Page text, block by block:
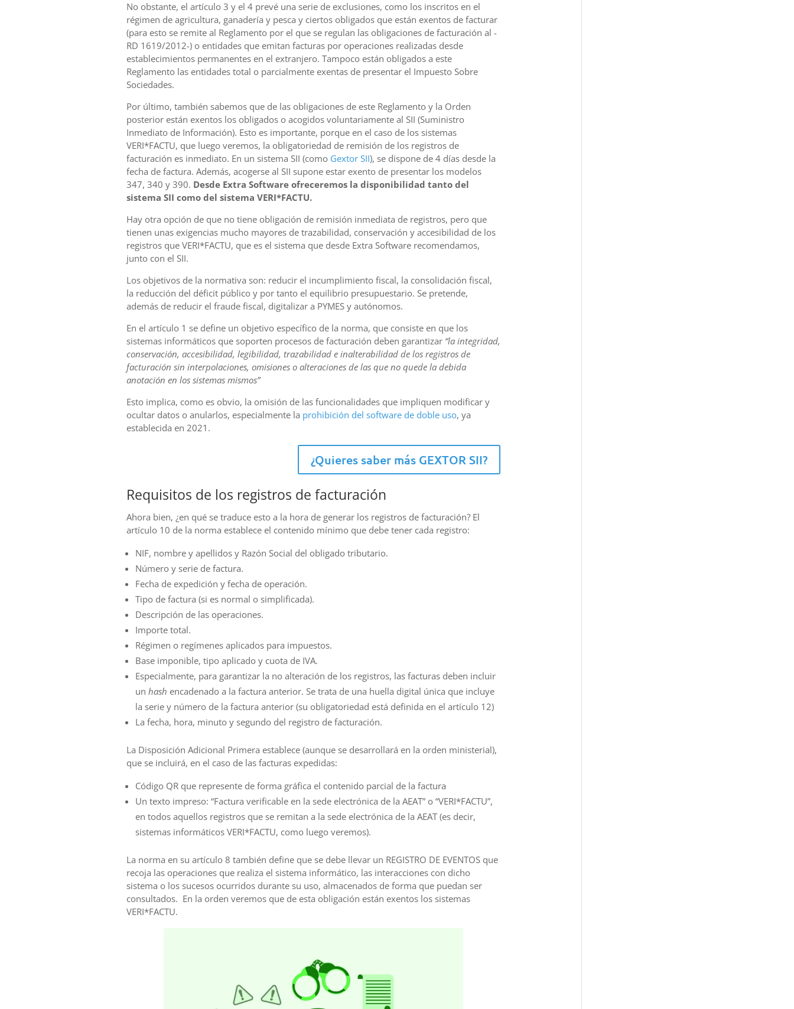
No obstante, el artículo 3 y el 4 prevé una serie de exclusiones, como los inscritos en el
régimen de agricultura, ganadería y pesca y ciertos obligados que están exentos de facturar
(para esto se remite al Reglamento por el que se regulan las obligaciones de facturación al -
RD 1619/2012-) o entidades que emitan facturas por operaciones realizadas desde
establecimientos permanentes en el extranjero. Tampoco están obligados a este
Reglamento las entidades total o parcialmente exentas de presentar el Impuesto Sobre
Sociedades.
Por último, también sabemos que de las obligaciones de este Reglamento y la Orden
posterior están exentos los obligados o acogidos voluntariamente al SII (Suministro
Inmediato de Información). Esto es importante, porque en el caso de los sistemas
VERI*FACTU, que luego veremos, la obligatoriedad de remisión de los registros de
facturación es inmediato. En un sistema SII (como Gextor SII), se dispone de 4 días desde la
fecha de factura. Además, acogerse al SII supone estar exento de presentar los modelos
347, 340 y 390. Desde Extra Software ofreceremos la disponibilidad tanto del
sistema SII como del sistema VERI*FACTU.
Hay otra opción de que no tiene obligación de remisión inmediata de registros, pero que
tienen unas exigencias mucho mayores de trazabilidad, conservación y accesibilidad de los
registros que VERI*FACTU, que es el sistema que desde Extra Software recomendamos,
junto con el SII.
Los objetivos de la normativa son: reducir el incumplimiento fiscal, la consolidación fiscal,
la reducción del déficit público y por tanto el equilibrio presupuestario. Se pretende,
además de reducir el fraude fiscal, digitalizar a PYMES y autónomos.
En el artículo 1 se define un objetivo específico de la norma, que consiste en que los
sistemas informáticos que soporten procesos de facturación deben garantizar“la integridad,
conservación, accesibilidad, legibilidad, trazabilidad e inalterabilidad de los registros de
facturación sin interpolaciones, omisiones o alteraciones de las que no quede la debida
anotación en los sistemas mismos”
Esto implica, como es obvio, la omisión de las funcionalidades que impliquen modificar y
ocultar datos o anularlos, especialmente la prohibición del software de doble uso, ya
establecida en 2021.
¿Quieres saber más GEXTOR SII?
Requisitos de los registros de facturación
Ahora bien, ¿en qué se traduce esto a la hora de generar los registros de facturación? El
artículo 10 de la norma establece el contenido mínimo que debe tener cada registro:
NIF, nombre y apellidos y Razón Social del obligado tributario.
Número y serie de factura.
Fecha de expedición y fecha de operación.
Tipo de factura (si es normal o simplificada).
Descripción de las operaciones.
Importe total.
Régimen o regímenes aplicados para impuestos.
Base imponible, tipo aplicado y cuota de IVA.
Especialmente, para garantizar la no alteración de los registros, las facturas deben incluir
un hash encadenado a la factura anterior. Se trata de una huella digital única que incluye
la serie y número de la factura anterior (su obligatoriedad está definida en el artículo 12)
La fecha, hora, minuto y segundo del registro de facturación.
La Disposición Adicional Primera establece (aunque se desarrollará en la orden ministerial),
que se incluirá, en el caso de las facturas expedidas:
Código QR que represente de forma gráfica el contenido parcial de la factura
Un texto impreso: “Factura verificable en la sede electrónica de la AEAT” o “VERI*FACTU”,
en todos aquellos registros que se remitan a la sede electrónica de la AEAT (es decir,
sistemas informáticos VERI*FACTU, como luego veremos).
La norma en su artículo 8 también define que se debe llevar un REGISTRO DE EVENTOS que
recoja las operaciones que realiza el sistema informático, las interacciones con dicho
sistema o los sucesos ocurridos durante su uso, almacenados de forma que puedan ser
consultados. En la orden veremos que de esta obligación están exentos los sistemas
VERI*FACTU.